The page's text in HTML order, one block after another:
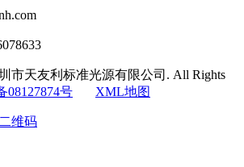
市天友利标准光源有限公司. All Rights
08127874号 XML地图
二维码